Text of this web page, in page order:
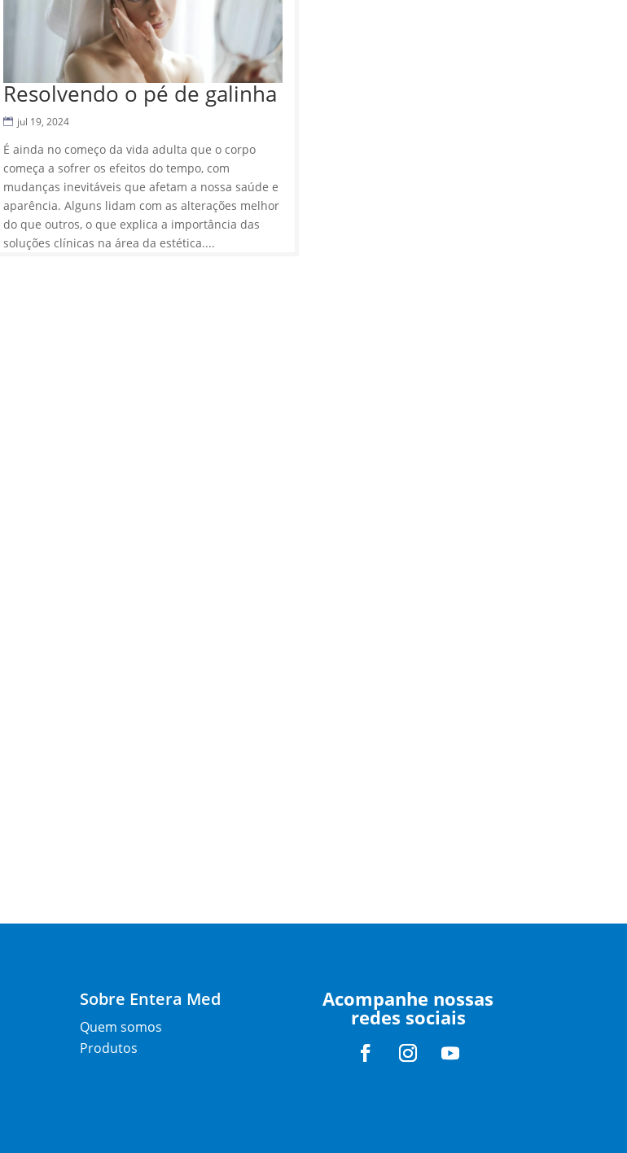
Resolvendo o pé de galinha
jul 19, 2024
É ainda no começo da vida adulta que o corpo
começa a sofrer os efeitos do tempo, com
mudanças inevitáveis que afetam a nossa saúde e
aparência. Alguns lidam com as alterações melhor
do que outros, o que explica a importância das
soluções clínicas na área da estética....
Sobre Entera Med
Quem somos
Produtos
Acompanhe nossas
redes sociais